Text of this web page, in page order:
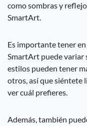
como sombras y
SmartArt.
Es importante tener
SmartArt puede variar
estilos pueden tener
otros, así que siéntete
ver cuál prefieres.
Además, también